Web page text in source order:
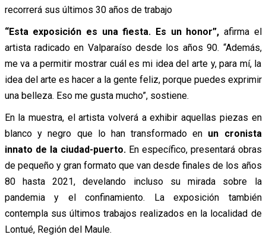
recorrerá sus últimos 30 años de trabajo
“Esta exposición es una fiesta. Es un honor”, afirma el
artista radicado en Valparaíso desde los años 90. “Además,
me va a permitir mostrar cuál es mi idea del arte y, para mí, la
idea del arte es hacer a la gente feliz, porque puedes exprimir
una belleza. Eso me gusta mucho”, sostiene.
En la muestra, el artista volverá a exhibir aquellas piezas en
blanco y negro que lo han transformado en un cronista
innato de la ciudad-puerto. En específico, presentará obras
de pequeño y gran formato que van desde finales de los años
80 hasta 2021, develando incluso su mirada sobre la
pandemia y el confinamiento. La exposición también
contempla sus últimos trabajos realizados en la localidad de
Lontué, Región del Maule.